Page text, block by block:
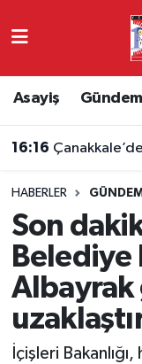
Asayiş Gündem
16:16 Çanakkale’de
HABERLER
Son
Belediye
Albayrak
İçişleri
Ekonomi
Resmi İlanlar
Alanyaspor
Antalya
Süper Lig
Tüm
Son Dakika